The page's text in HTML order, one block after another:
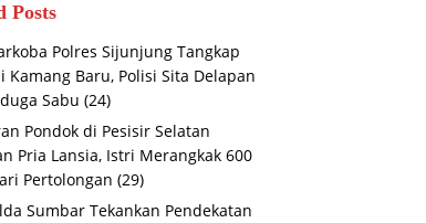
Posts
Polres Sijunjung Tangkap
Kamang Baru, Polisi Sita Delapan
Sabu (24)
Pondok di Pesisir Selatan
Pria Lansia, Istri Merangkak 600
Pertolongan (29)
Sumbar Tekankan Pendekatan